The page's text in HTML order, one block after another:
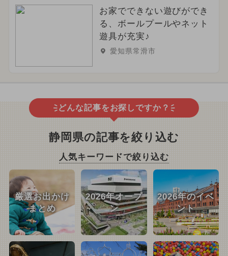
お家でできない遊びができ
る、ボールプールやネット
遊具が充実♪
愛知県常滑市
どんな記事をお探しですか？
静岡県の記事を絞り込む
人気キーワードで絞り込む
厳選お出かけ
まとめ
2026年オープ
ン
2026年のイベ
ント